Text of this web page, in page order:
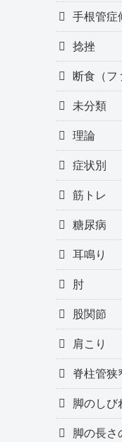
手根管症
捻挫
断食（フ
未分類
理論
症状別
筋トレ
糖尿病
耳鳴り
肘
股関節
肩こり
脊柱管狭
脚のしび
脚の長さ